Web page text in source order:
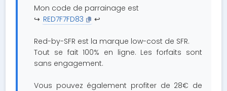
Mon code de parrainage est
↪️ RED7F7FD83 ↩️
Red-by-SFR est la marque low-cost de SFR.
Tout se fait 100% en ligne. Les forfaits sont
sans engagement.
Vous pouvez également profiter de 28€ de